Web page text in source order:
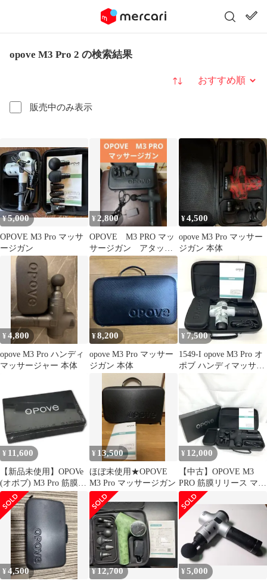
opove M3 Pro 2 の検索結果
販売中のみ表示
並び替え
¥5,000
OPOVE M3 Pro マッサ
ージガン
¥ 2,800
OPOVE M3 PRO マッ
サージガン アタッチ
メント付き ハードケー
ス収納
¥4,500
opove M3 Pro マッサー
ジガン 本体
¥4,800
opove M3 Pro ハンディ
マッサージャー 本体
¥8,200
opove M3 Pro マッサー
ジガン 本体
¥ 7,500
1549-I opove M3 Pro オ
ポブ ハンディマッサー
ジャー
¥ 11,600
【新品未使用】OPOVe
(オポブ) M3 Pro 筋膜リ
リース マッサージガン
¥ 13,500
ほぼ未使用★OPOVE
M3 Pro マッサージガン
¥ 12,000
【中古】OPOVE M3
PRO 筋膜リリース マッ
サージガン
M80602-11
¥4,500 ¥12,700 ¥5,000